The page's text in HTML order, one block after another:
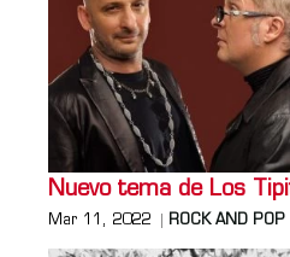
Nuevo tema de Los
Mar 11, 2022 ROCK AND POP